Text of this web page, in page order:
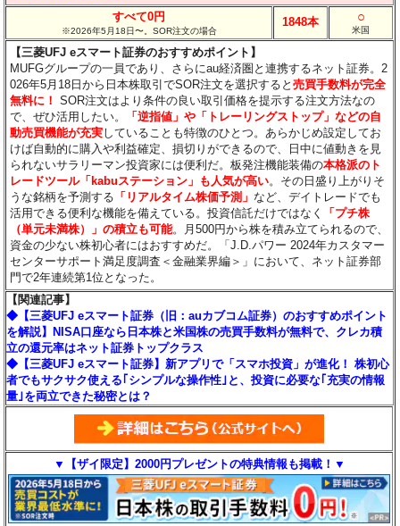
すべて0円
※2026年5月18日〜。SOR注文の場合
1848本 ○
米国
【三菱UFJ eスマート証券のおすすめポイント】
MUFGグループの一員であり、さらにau経済圏と連携するネット証券。2
026年5月18日から日本株取引でSOR注文を選択すると売買手数料が完全
無料に！ SOR注文はより条件の良い取引価格を提示する注文方法なの
で、ぜひ活用したい。
「逆指値」や「トレーリングストップ」などの自
動売買機能が充実していることも特徴のひとつ。あらかじめ設定してお
けば自動的に購入や利益確定、損切りができるので、日中に値動きを見
られないサラリーマン投資家には便利だ。板発注機能装備の本格派のト
レードツール「kabuステーション」も人気が高い。その日盛り上がりそ
うな銘柄を予測する 「リアルタイム株価予測」 など、デイトレードでも
活用できる便利な機能を備えている。投資信託だけではなく
「プチ株
（単元未満株）」の積立も可能。月500円から株を積み立てられるので、
資金の少ない株初心者にはおすすめだ。「J.D.パワー 2024年カスタマー
センターサポート満足度調査＜金融業界編＞」において、ネット証券部
門で2年連続第1位となった。
【関連記事】
◆【三菱UFJ eスマート証券（旧：auカブコム証券）のおすすめポイント
を解説】NISA口座なら日本株と米国株の売買手数料が無料で、クレカ積
立の還元率はネット証券トップクラス
◆【三菱UFJ eスマート証券】新アプリで「スマホ投資」が進化！ 株初心
者でもサクサク使える｢シンプルな操作性｣と、投資に必要な｢充実の情報
量｣を両立できた秘密とは？
▼【ザイ限定】2000円プレゼントの特典情報も掲載！▼